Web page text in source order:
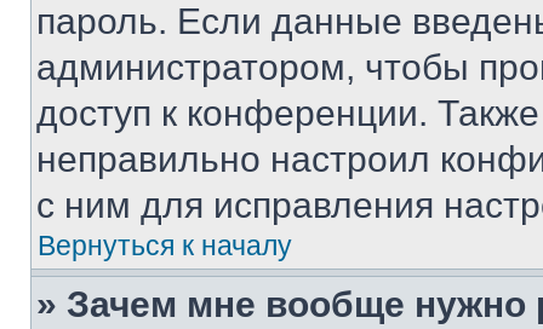
пароль. Если данные
администратором, чтобы
доступ к конференции.
неправильно настроил
с ним для исправления
Вернуться к началу
» Зачем мне вообще нужно